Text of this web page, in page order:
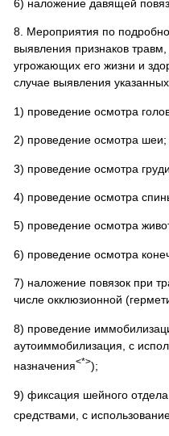
6) наложение давящей
8. Мероприятия по
выявления признаков
угрожающих его жизни и
случае выявления
1) проведение осмотра
2) проведение осмотра шеи;
3) проведение осмотра
4) проведение осмотра
5) проведение осмотра
6) проведение осмотра
7) наложение повязок при
числе окклюзионной
8) проведение
аутоиммобилизация, с
назначения<*>);
9) фиксация шейного
средствами, с